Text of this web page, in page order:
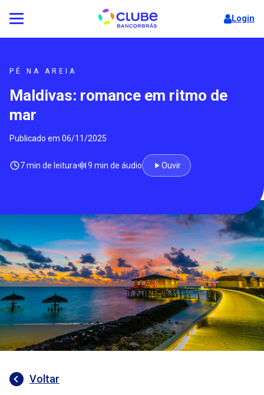
Login
PÉ NA AREIA
Maldivas: romance em ritmo de
mar
Publicado em 06/11/2025
7 min de leitura 9 min de áudio Ouvir
Voltar